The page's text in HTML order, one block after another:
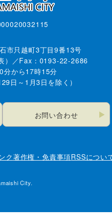
市只越町3丁目9番13号
）／Fax：0193-22-2686
分から17時15分
日～1月3日を除く）
お問い合わせ
ク著作権・免責事項RSSについ
City.